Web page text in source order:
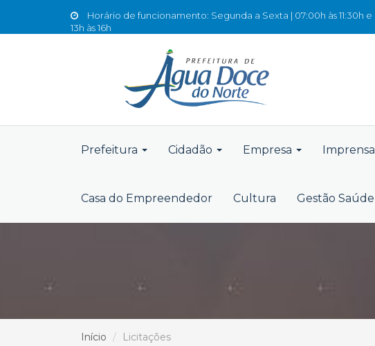
Horário de funcionamento: Segunda a Sexta | 07:00h às 11:30h e
13h às 16h
Prefeitura Cidadão Empresa Imprensa
Casa do Empreendedor Cultura Gestão Saúde
Início Licitações